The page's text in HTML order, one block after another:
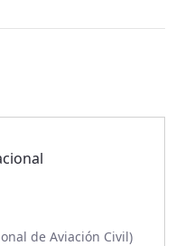
de Aviación Civil)